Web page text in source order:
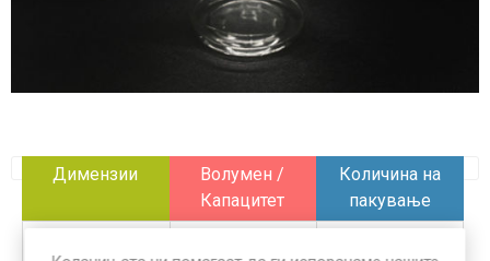
Димензии
Волумен /
Капацитет
Количина на
пакување